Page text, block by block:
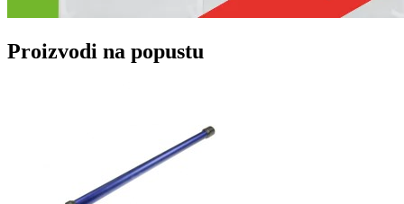
Proizvodi na popustu